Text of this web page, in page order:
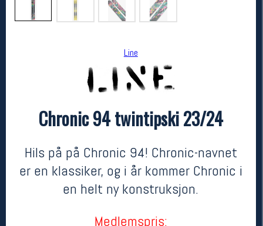
Line
Chronic 94 twintipski 23/24
Hils på på Chronic 94! Chronic-navnet
er en klassiker, og i år kommer Chronic i
en helt ny konstruksjon.
Medlemspris:
Line
Chronic 94 twintipski 23/24
5799,- MEDLEM:4349,-